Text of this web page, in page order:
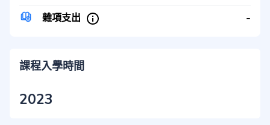
雜項支出 -
課程入學時間
2023